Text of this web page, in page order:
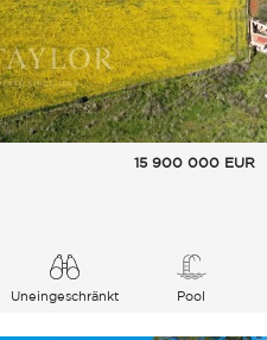
15 900 000 EUR
Uneingeschränkt
Pool